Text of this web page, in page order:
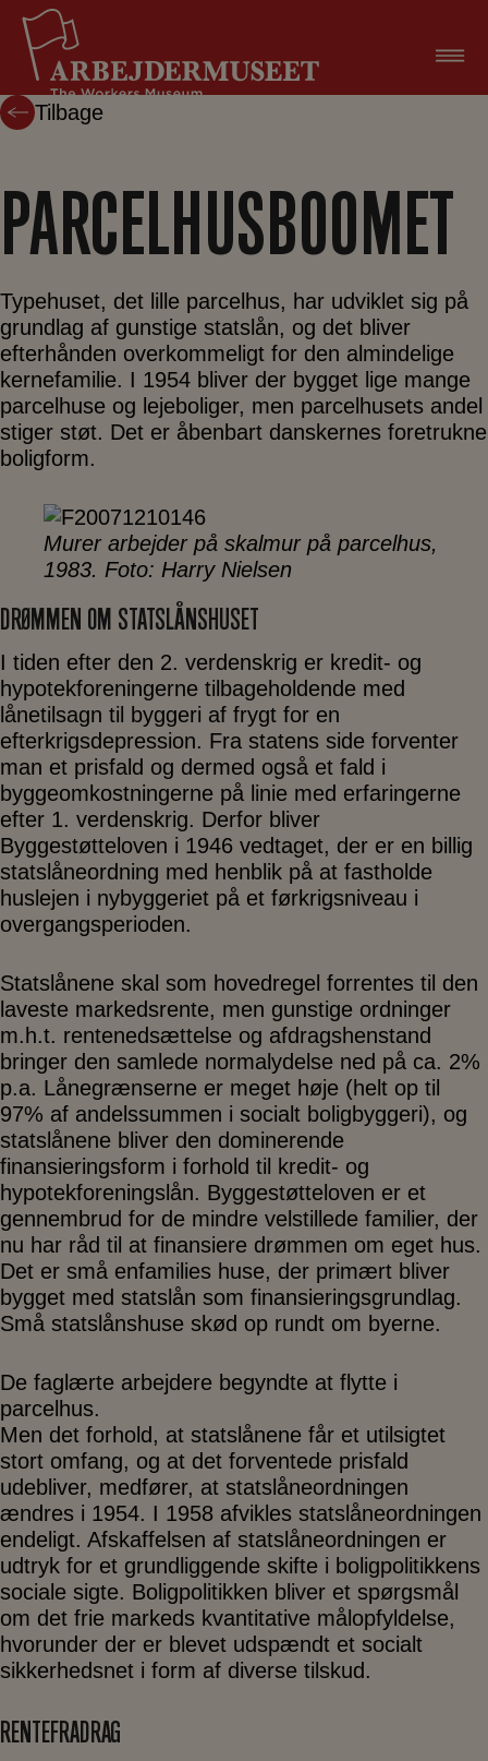
Hop
indholdet
Tilbage
PARCELHUSBOOMET
Typehuset, det lille parcelhus, har udviklet sig på
grundlag af gunstige statslån, og det bliver
efterhånden overkommeligt for den almindelige
kernefamilie. I 1954 bliver der bygget lige mange
parcelhuse og lejeboliger, men parcelhusets andel
stiger støt. Det er åbenbart danskernes foretrukne
boligform.
Murer arbejder på skalmur på parcelhus,
1983. Foto: Harry Nielsen
DRØMMEN OM STATSLÅNSHUSET
I tiden efter den 2. verdenskrig er kredit- og
hypotekforeningerne tilbageholdende med
lånetilsagn til byggeri af frygt for en
efterkrigsdepression. Fra statens side forventer
man et prisfald og dermed også et fald i
byggeomkostningerne på linie med erfaringerne
efter 1. verdenskrig. Derfor bliver
Byggestøtteloven i 1946 vedtaget, der er en billig
statslåneordning med henblik på at fastholde
huslejen i nybyggeriet på et førkrigsniveau i
overgangsperioden.
Statslånene skal som hovedregel forrentes til den
laveste markedsrente, men gunstige ordninger
m.h.t. rentenedsættelse og afdragshenstand
bringer den samlede normalydelse ned på ca. 2%
p.a. Lånegrænserne er meget høje (helt op til
97% af andelssummen i socialt boligbyggeri), og
statslånene bliver den dominerende
finansieringsform i forhold til kredit- og
hypotekforeningslån. Byggestøtteloven er et
gennembrud for de mindre velstillede familier, der
nu har råd til at finansiere drømmen om eget hus.
Det er små enfamilies huse, der primært bliver
bygget med statslån som finansieringsgrundlag.
Små statslånshuse skød op rundt om byerne.
De faglærte arbejdere begyndte at flytte i
parcelhus.
Men det forhold, at statslånene får et utilsigtet
stort omfang, og at det forventede prisfald
udebliver, medfører, at statslåneordningen
ændres i 1954. I 1958 afvikles statslåneordningen
endeligt. Afskaffelsen af statslåneordningen er
udtryk for et grundliggende skifte i boligpolitikkens
sociale sigte. Boligpolitikken bliver et spørgsmål
om det frie markeds kvantitative målopfyldelse,
hvorunder der er blevet udspændt et socialt
sikkerhedsnet i form af diverse tilskud.
RENTEFRADRAG